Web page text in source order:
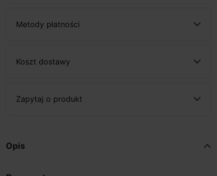
Metody płatności
Koszt dostawy
Zapytaj o produkt
Opis